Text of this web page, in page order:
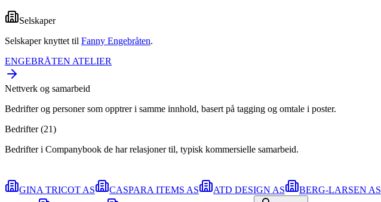
Selskaper
Selskaper knyttet til Fanny Engebråten.
ENGEBRÅTEN ATELIER
Nettverk og samarbeid
Bedrifter og personer som opptrer i samme innhold, basert på tagging og omtale i poster.
Bedrifter (21)
Bedrifter i Companybook de har relasjoner til, typisk kommersielle samarbeid.
GINA TRICOT AS CASPARA ITEMS AS ATD DESIGN AS BERG-LARSEN AS